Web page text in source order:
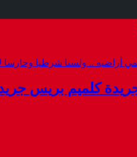
.. ولسنا شرطيا وحارسا
كلميم بريس